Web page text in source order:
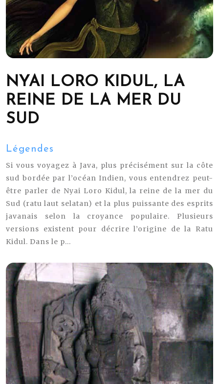
NYAI LORO KIDUL, LA
REINE DE LA MER DU
SUD
Légendes
Si vous voyagez à Java, plus précisément sur la côte
sud bordée par l’océan Indien, vous entendrez peut-
être parler de Nyai Loro Kidul, la reine de la mer du
Sud (ratu laut selatan) et la plus puissante des esprits
javanais selon la croyance populaire. Plusieurs
versions existent pour décrire l’origine de la Ratu
Kidul. Dans le p...